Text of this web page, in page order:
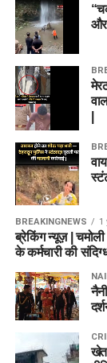
और
BREAKINGNEWS 1
ब्रेकिंग न्यूज़ | चमोली
के कर्मचारी की
खेत